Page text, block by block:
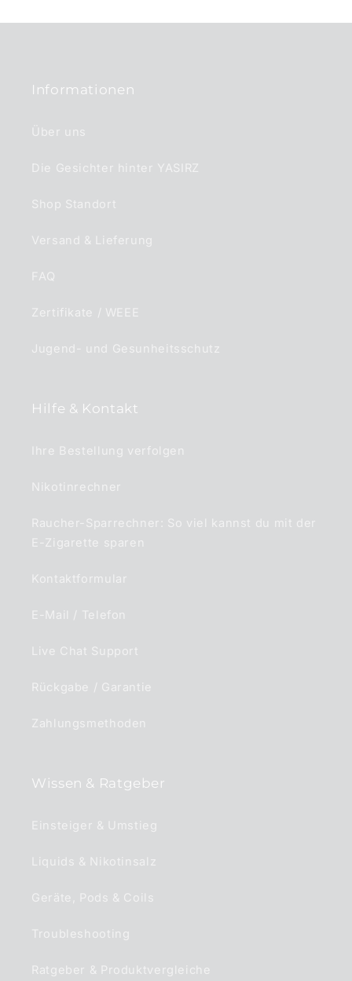
Informationen
Über uns
Die Gesichter hinter YASIRZ
Shop Standort
Versand & Lieferung
FAQ
Zertifikate / WEEE
Jugend- und Gesunheitsschutz
Hilfe & Kontakt
Ihre Bestellung verfolgen
Nikotinrechner
Raucher-Sparrechner: So viel kannst du mit der
E-Zigarette sparen
Kontaktformular
E-Mail / Telefon
Live Chat Support
Rückgabe / Garantie
Zahlungsmethoden
Wissen & Ratgeber
Einsteiger & Umstieg
Liquids & Nikotinsalz
Geräte, Pods & Coils
Troubleshooting
Ratgeber & Produktvergleiche